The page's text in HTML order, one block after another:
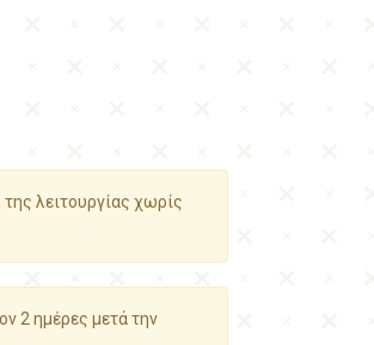
λειτουργίας χωρίς
2 ημέρες μετά την